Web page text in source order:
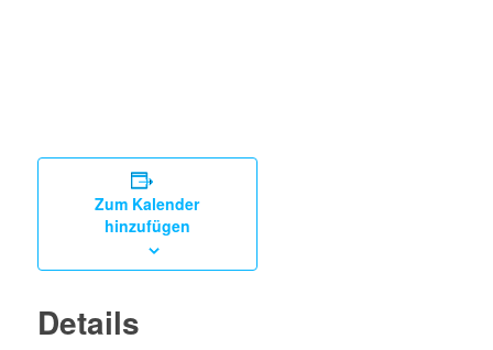
Zum Kalender
hinzufügen
Details